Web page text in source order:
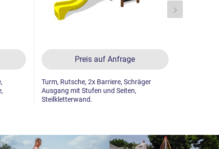
Preis auf Anfrage
Turm, Rutsche, 2x Barriere, Schräger
Ausgang mit Stufen und Seiten,
Steilkletterwand.